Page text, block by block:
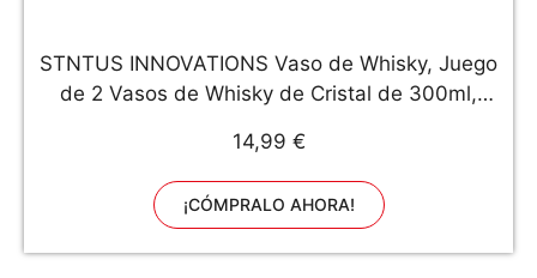
STNTUS INNOVATIONS Vaso de Whisky, Juego
de 2 Vasos de Whisky de Cristal de 300ml,
Escocés, Bourbon, Regalo de Whisky para
Hombre, Padre (Classic)
14,99 €
¡CÓMPRALO AHORA!